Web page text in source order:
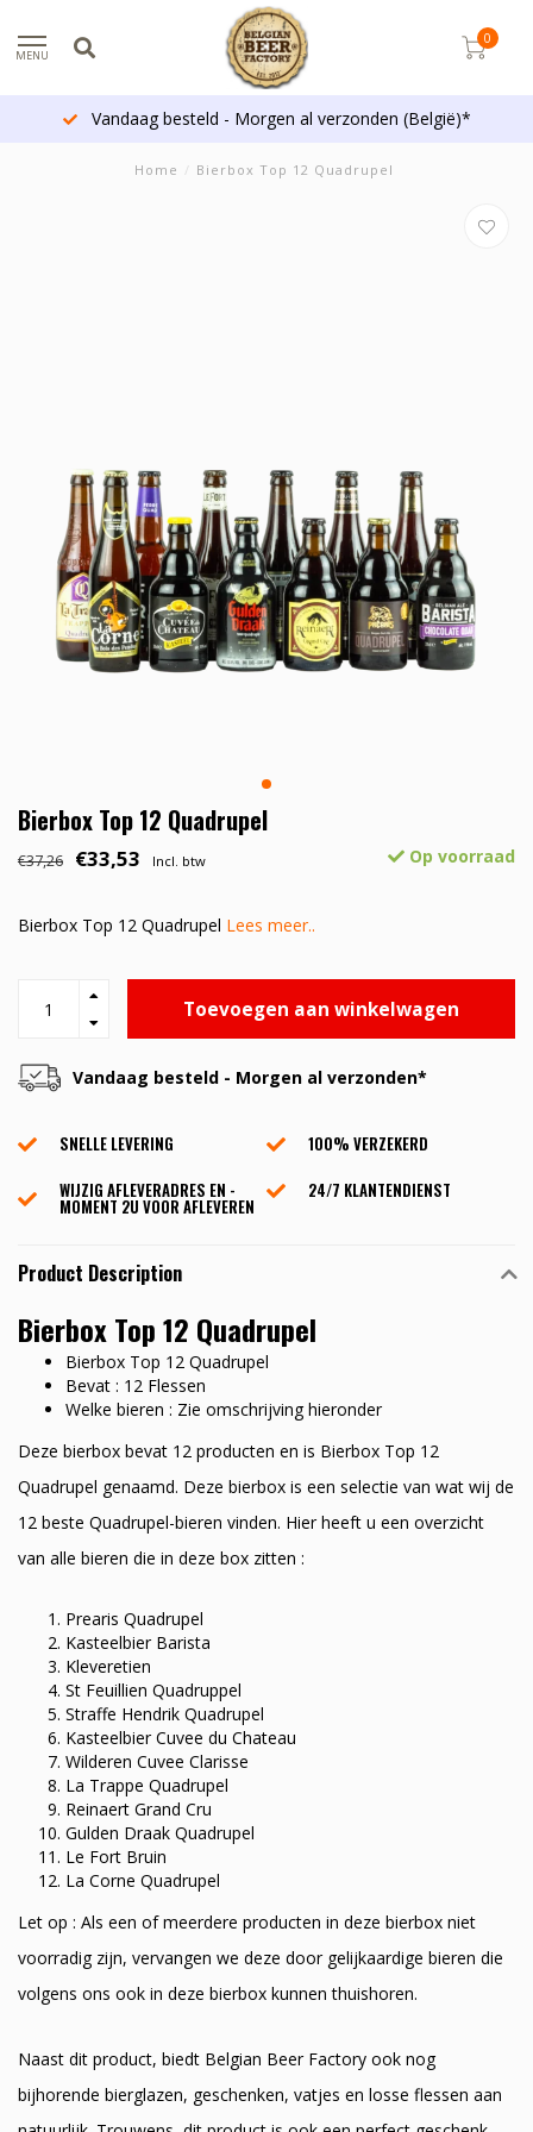
MENU
0
Vandaag besteld - Morgen al verzonden (België)*
Home / Bierbox Top 12 Quadrupel
Bierbox Top 12 Quadrupel
€37,26 €33,53 Incl. btw Op voorraad
Bierbox Top 12 Quadrupel Lees meer..
Toevoegen aan winkelwagen
Vandaag besteld - Morgen al verzonden*
SNELLE LEVERING
100% VERZEKERD
WIJZIG AFLEVERADRES EN -
MOMENT 2U VOOR AFLEVEREN
24/7 KLANTENDIENST
Product Description
Bierbox Top 12 Quadrupel
Bierbox Top 12 Quadrupel
Bevat : 12 Flessen
Welke bieren : Zie omschrijving hieronder
Deze bierbox bevat 12 producten en is Bierbox Top 12
Quadrupel genaamd. Deze bierbox is een selectie van wat wij de
12 beste Quadrupel-bieren vinden. Hier heeft u een overzicht
van alle bieren die in deze box zitten :
Prearis Quadrupel
Kasteelbier Barista
Kleveretien
St Feuillien Quadruppel
Straffe Hendrik Quadrupel
Kasteelbier Cuvee du Chateau
Wilderen Cuvee Clarisse
La Trappe Quadrupel
Reinaert Grand Cru
Gulden Draak Quadrupel
Le Fort Bruin
La Corne Quadrupel
Let op : Als een of meerdere producten in deze bierbox niet
voorradig zijn, vervangen we deze door gelijkaardige bieren die
volgens ons ook in deze bierbox kunnen thuishoren.
Naast dit product, biedt Belgian Beer Factory ook nog
bijhorende bierglazen, geschenken, vatjes en losse flessen aan